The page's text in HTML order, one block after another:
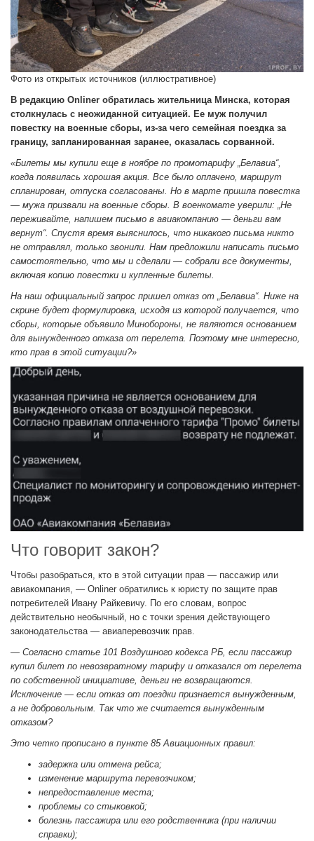
Фото из открытых источников (иллюстративное)
В редакцию Onliner обратилась жительница Минска, которая
столкнулась с неожиданной ситуацией. Ее муж получил
повестку на военные сборы, из-за чего семейная поездка за
границу, запланированная заранее, оказалась сорванной.
«Билеты мы купили еще в ноябре по промотарифу „Белавиа“,
когда появилась хорошая акция. Все было оплачено, маршрут
спланирован, отпуска согласованы. Но в марте пришла повестка
— мужа призвали на военные сборы. В военкомате уверили: „Не
переживайте, напишем письмо в авиакомпанию — деньги вам
вернут“. Спустя время выяснилось, что никакого письма никто
не отправлял, только звонили. Нам предложили написать письмо
самостоятельно, что мы и сделали — собрали все документы,
включая копию повестки и купленные билеты.
На наш официальный запрос пришел отказ от „Белавиа“. Ниже на
скрине будет формулировка, исходя из которой получается, что
сборы, которые объявило Минобороны, не являются основанием
для вынужденного отказа от перелета. Поэтому мне интересно,
кто прав в этой ситуации?»
Что говорит закон?
Чтобы разобраться, кто в этой ситуации прав — пассажир или
авиакомпания, — Onliner обратились к юристу по защите прав
потребителей Ивану Райкевичу. По его словам, вопрос
действительно необычный, но с точки зрения действующего
законодательства — авиаперевозчик прав.
— Согласно статье 101 Воздушного кодекса РБ, если пассажир
купил билет по невозвратному тарифу и отказался от перелета
по собственной инициативе, деньги не возвращаются.
Исключение — если отказ от поездки признается вынужденным,
а не добровольным. Так что же считается вынужденным
отказом?
Это четко прописано в пункте 85 Авиационных правил:
задержка или отмена рейса;
изменение маршрута перевозчиком;
непредоставление места;
проблемы со стыковкой;
болезнь пассажира или его родственника (при наличии
справки);